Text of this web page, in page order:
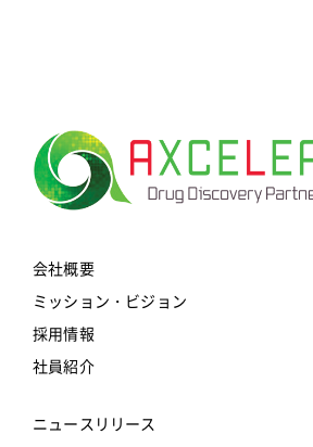
会社概要
ミッション・ビジョン
採用情報
社員紹介
ニュースリリース